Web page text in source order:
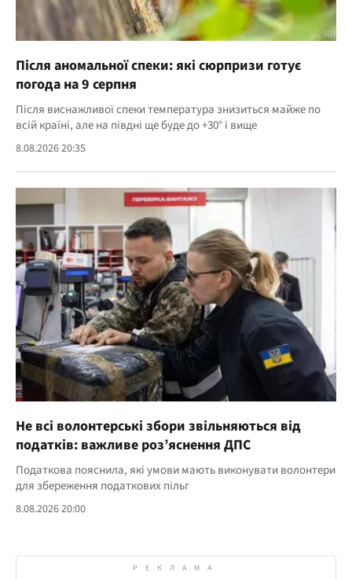
Після аномальної спеки: які сюрпризи готує
погода на 9 серпня
Після виснажливої спеки температура знизиться майже по
всій країні, але на півдні ще буде до +30° і вище
8.08.2026 20:35
Не всі волонтерські збори звільняються від
податків: важливе роз’яснення ДПС
Податкова пояснила, які умови мають виконувати волонтери
для збереження податкових пільг
8.08.2026 20:00